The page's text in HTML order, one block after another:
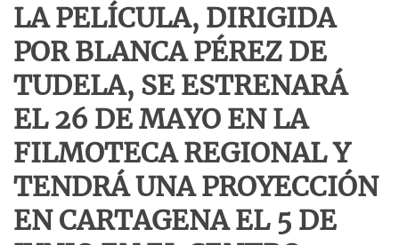
LA PELÍCULA, DIRIGIDA
POR BLANCA PÉREZ DE
TUDELA, SE ESTRENARÁ
EL 26 DE MAYO EN LA
FILMOTECA REGIONAL Y
TENDRÁ UNA PROYECCIÓN
EN CARTAGENA EL 5 DE